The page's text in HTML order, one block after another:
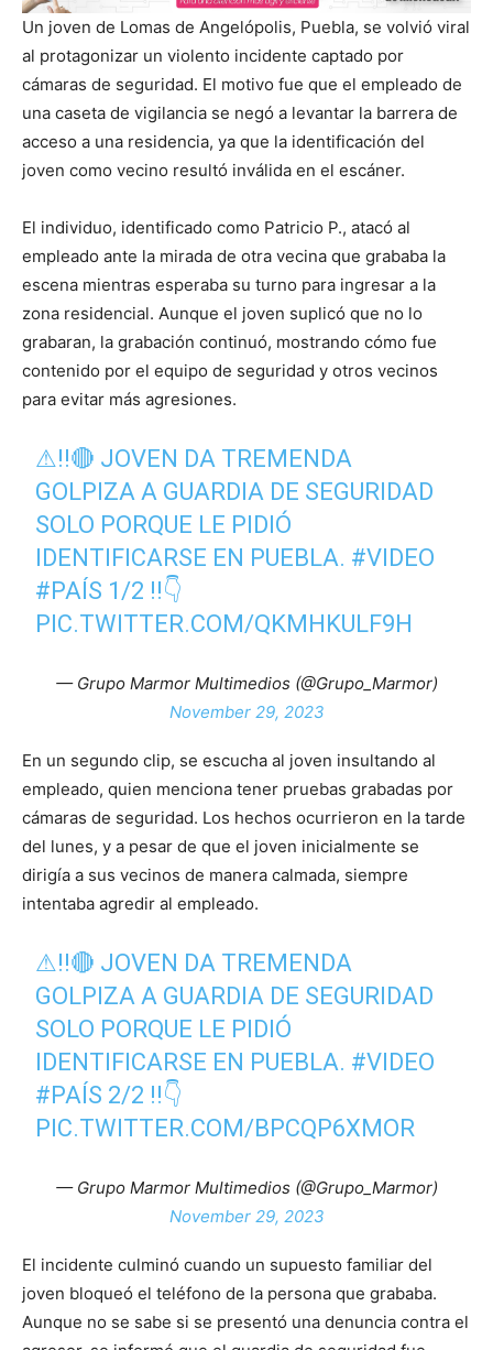
Un joven de Lomas de Angelópolis, Puebla, se volvió viral
al protagonizar un violento incidente captado por
cámaras de seguridad. El motivo fue que el empleado de
una caseta de vigilancia se negó a levantar la barrera de
acceso a una residencia, ya que la identificación del
joven como vecino resultó inválida en el escáner.
El individuo, identificado como Patricio P., atacó al
empleado ante la mirada de otra vecina que grababa la
escena mientras esperaba su turno para ingresar a la
zona residencial. Aunque el joven suplicó que no lo
grabaran, la grabación continuó, mostrando cómo fue
contenido por el equipo de seguridad y otros vecinos
para evitar más agresiones.
⚠‼🔴 JOVEN DA TREMENDA
GOLPIZA A GUARDIA DE SEGURIDAD
SOLO PORQUE LE PIDIÓ
IDENTIFICARSE EN PUEBLA. #VIDEO
#PAÍS 1/2 ‼👇
PIC.TWITTER.COM/QKMHKULF9H
— Grupo Marmor Multimedios (@Grupo_Marmor)
November 29, 2023
En un segundo clip, se escucha al joven insultando al
empleado, quien menciona tener pruebas grabadas por
cámaras de seguridad. Los hechos ocurrieron en la tarde
del lunes, y a pesar de que el joven inicialmente se
dirigía a sus vecinos de manera calmada, siempre
intentaba agredir al empleado.
⚠‼🔴 JOVEN DA TREMENDA
GOLPIZA A GUARDIA DE SEGURIDAD
SOLO PORQUE LE PIDIÓ
IDENTIFICARSE EN PUEBLA. #VIDEO
#PAÍS 2/2 ‼👇
PIC.TWITTER.COM/BPCQP6XMOR
— Grupo Marmor Multimedios (@Grupo_Marmor)
November 29, 2023
El incidente culminó cuando un supuesto familiar del
joven bloqueó el teléfono de la persona que grababa.
Aunque no se sabe si se presentó una denuncia contra el